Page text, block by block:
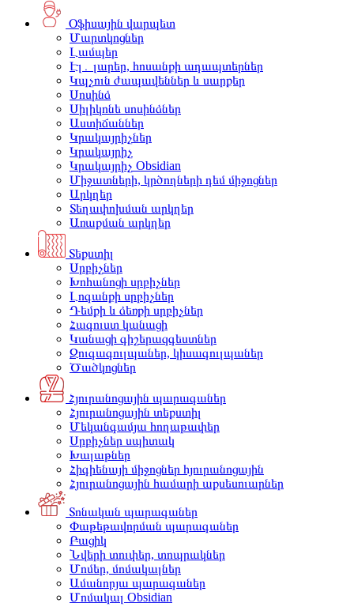
Օֆիսային վարպետ
Մարտկոցներ
Լամպեր
Էլ․ լարեր, հոսանքի ադապտերներ
Կպչուն ժապավեններ և սարքեր
Սոսինձ
Սիլիկոնե սոսինձներ
Աստիճաններ
Կրակայրիչներ
Կրակայրիչ
Կրակայրիչ Obsidian
Միջատների, կրծողների դեմ միջոցներ
Արկղեր
Տեղափոխման արկղեր
Առաքման արկղեր
Տեքստիլ
Սրբիչներ
Խոհանոցի սրբիչներ
Լոգանքի սրբիչներ
Դեմքի և ձեռքի սրբիչներ
Հագուստ կանացի
Կանացի գիշերազգեստներ
Զուգագուլպաներ, կիսագուլպաներ
Ծածկոցներ
Հյուրանոցային պարագաներ
Հյուրանոցային տեքստիլ
Մեկանգամյա հողաթափեր
Սրբիչներ սպիտակ
Խալաթներ
Հիգիենայի միջոցներ հյուրանոցային
Հյուրանոցային համարի աքսեսուարներ
Տոնական պարագաներ
Փաթեթավորման պարագաներ
Բացիկ
Նվերի տուփեր, տոպրակներ
Մոմեր, մոմակալներ
Ամանորյա պարագաներ
Մոմակալ Obsidian